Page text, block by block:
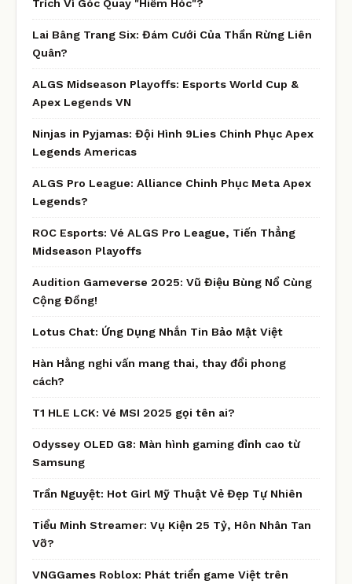
Trích Vì Góc Quay "Hiểm Hóc"?
Lai Bâng Trang Six: Đám Cưới Của Thần Rừng Liên
Quân?
ALGS Midseason Playoffs: Esports World Cup &
Apex Legends VN
Ninjas in Pyjamas: Đội Hình 9Lies Chinh Phục Apex
Legends Americas
ALGS Pro League: Alliance Chinh Phục Meta Apex
Legends?
ROC Esports: Vé ALGS Pro League, Tiến Thẳng
Midseason Playoffs
Audition Gameverse 2025: Vũ Điệu Bùng Nổ Cùng
Cộng Đồng!
Lotus Chat: Ứng Dụng Nhắn Tin Bảo Mật Việt
Hàn Hằng nghi vấn mang thai, thay đổi phong
cách?
T1 HLE LCK: Vé MSI 2025 gọi tên ai?
Odyssey OLED G8: Màn hình gaming đỉnh cao từ
Samsung
Trần Nguyệt: Hot Girl Mỹ Thuật Vẻ Đẹp Tự Nhiên
Tiểu Minh Streamer: Vụ Kiện 25 Tỷ, Hôn Nhân Tan
Vỡ?
VNGGames Roblox: Phát triển game Việt trên